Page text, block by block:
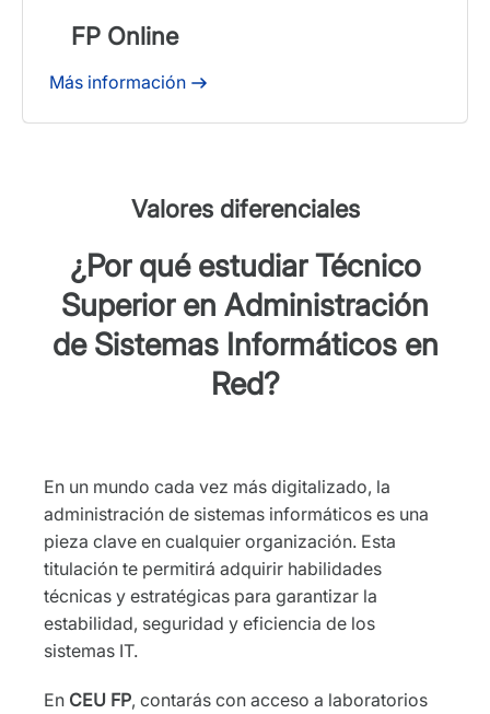
FP Online
Más información
Valores diferenciales
¿Por qué estudiar Técnico
Superior en Administración
de Sistemas Informáticos en
Red?
En un mundo cada vez más digitalizado, la
administración de sistemas informáticos es una
pieza clave en cualquier organización. Esta
titulación te permitirá adquirir habilidades
técnicas y estratégicas para garantizar la
estabilidad, seguridad y eficiencia de los
sistemas IT.
En CEU FP, contarás con acceso a laboratorios